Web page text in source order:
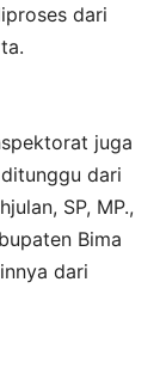
dari
juga
dari
SP, MP.,
Bima
dari